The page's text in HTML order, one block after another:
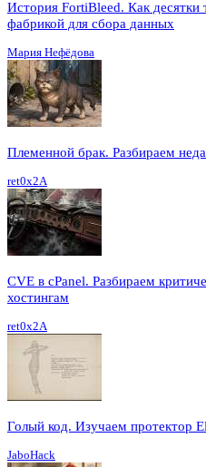
История FortiBleed. Как десятки
фабрикой для сбора данных
Мария Нефёдова
Племенной брак. Разбираем
ret0x2A
CVE в cPanel. Разбираем
хостингам
ret0x2A
Голый код. Изучаем протектор
JaboHack